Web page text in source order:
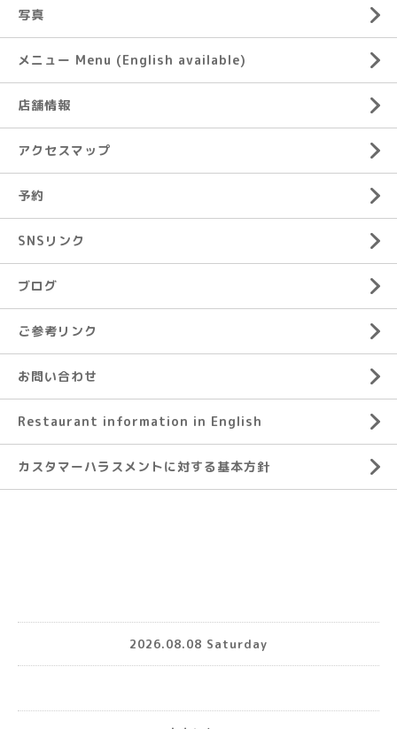
写真
メニュー Menu (English available)
店舗情報
アクセスマップ
予約
SNSリンク
ブログ
ご参考リンク
お問い合わせ
Restaurant information in English
カスタマーハラスメントに対する基本方針
2026.08.08 Saturday